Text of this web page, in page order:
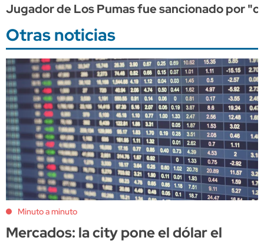
Jugador de Los Pumas fue sancionado por
Otras noticias
Minuto a minuto
Mercados: la city pone el dólar el